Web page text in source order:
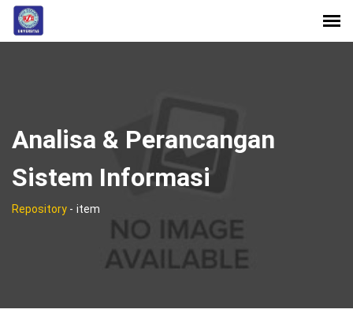
Analisa & Perancangan
Sistem Informasi
Repository - item